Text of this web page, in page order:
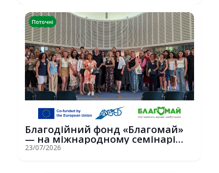
Поточні
Благодійний фонд «Благомай»
— на міжнародному семінарі
Erasmus+ у С...
23/07/2026